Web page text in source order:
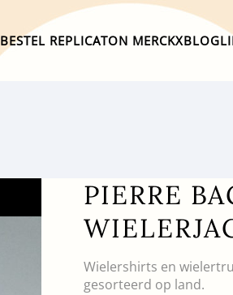
BESTEL REPLICATON MERCKXBLOG
PIERRE
Wielershirts en
gesorteerd op land.